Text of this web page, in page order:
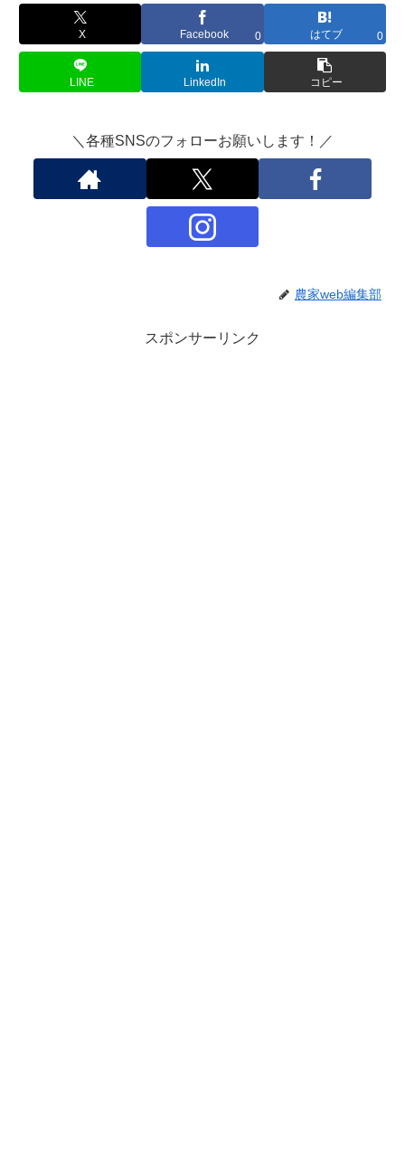
X Facebook 0 はてブ 0
LINE LinkedIn コピー
＼各種SNSのフォローお願いします！／
農家web編集部
スポンサーリンク